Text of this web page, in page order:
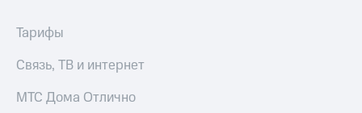
Контроль
аудит
Тарифы
Связь, ТВ и интернет
МТС Дома Отлично